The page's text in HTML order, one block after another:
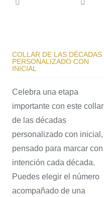
COLLAR DE LAS DÉCADAS
PERSONALIZADO CON
INICIAL
Celebra una etapa
importante con este collar
de las décadas
personalizado con inicial,
pensado para marcar con
intención cada década.
Puedes elegir el número
acompañado de una